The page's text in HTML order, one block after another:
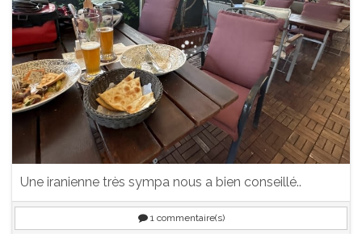
Une iranienne très sympa nous a bien conseillé..
1 commentaire(s)